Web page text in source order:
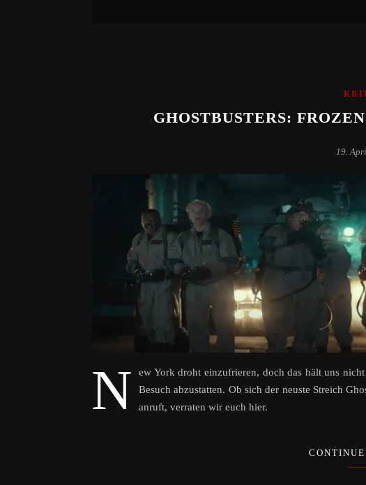
GHOSTBUSTERS:
19.
N
ew York droht einzufrieren, doch das hält uns
Besuch abzustatten. Ob sich der neuste Streich
anruft, verraten wir euch hier.